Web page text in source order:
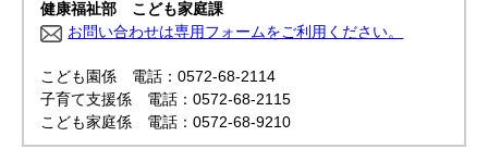
健康福祉部 こども家庭課
お問い合わせは専用フォームをご利用ください。
こども園係 電話：0572-68-2114
子育て支援係 電話：0572-68-2115
こども家庭係 電話：0572-68-9210